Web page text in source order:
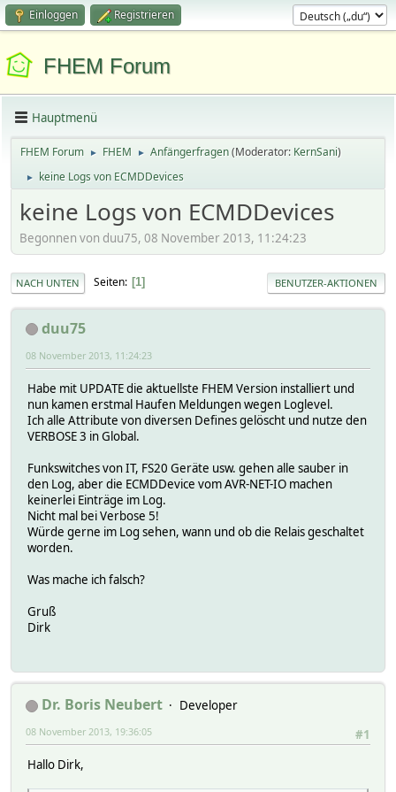
Einloggen Registrieren
FHEM Forum
Hauptmenü
FHEM Forum ► FHEM ► Anfängerfragen(Moderator: KernSani)
► keine Logs von ECMDDevices
keine Logs von ECMDDevices
Begonnen von duu75, 08 November 2013, 11:24:23
NACH UNTEN Seiten 1 BENUTZER-AKTIONEN
duu75
08 November 2013, 11:24:23
Habe mit UPDATE die aktuellste FHEM Version installiert und
nun kamen erstmal Haufen Meldungen wegen Loglevel.
Ich alle Attribute von diversen Defines gelöscht und nutze den
VERBOSE 3 in Global.
Funkswitches von IT, FS20 Geräte usw. gehen alle sauber in
den Log, aber die ECMDDevice vom AVR-NET-IO machen
keinerlei Einträge im Log.
Nicht mal bei Verbose 5!
Würde gerne im Log sehen, wann und ob die Relais geschaltet
worden.
Was mache ich falsch?
Gruß
Dirk
Dr. Boris Neubert
Developer
#1
08 November 2013, 19:36:05
Hallo Dirk,